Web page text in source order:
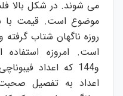
می شوند. در شکل بالا
روزه ناگهان شتاب
و144 که اعداد
اعداد به تفصیل